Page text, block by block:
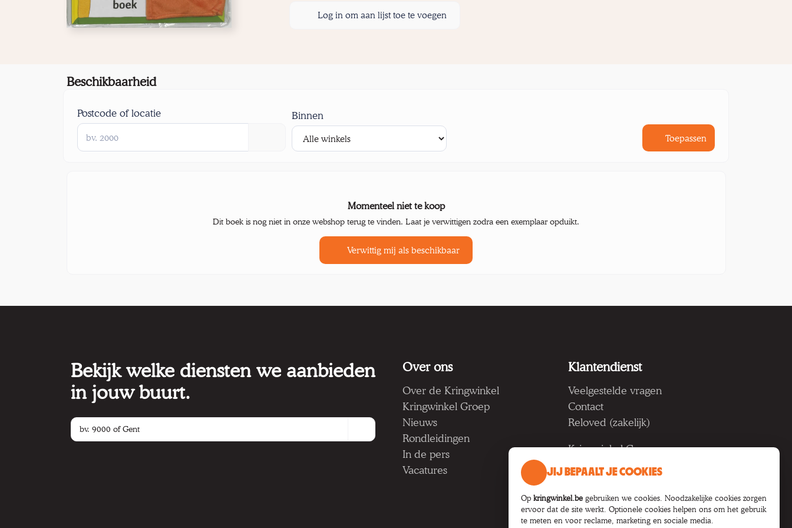
Log in om aan lijst toe te voegen
Beschikbaarheid
Postcode of locatie Binnen
Toepassen
Momenteel niet te koop
Dit boek is nog niet in onze webshop terug te vinden. Laat je verwittigen zodra een exemplaar opduikt.
Verwittig mij als beschikbaar
Bekijk welke diensten we aanbieden
in jouw buurt.
Over ons
Over de Kringwinkel
Kringwinkel Groep
Nieuws
Rondleidingen
In de pers
Vacatures
Klantendienst
Veelgestelde vragen
Contact
Reloved (zakelijk)
Kringwinkel Groep vzw
Koning Albertlaan 124, 9000
BTW BE 1033.922.208
JIJ BEPAALT JE COOKIES
Op kringwinkel.be gebruiken we cookies. Noodzakelijke cookies zorgen
ervoor dat de site werkt. Optionele cookies helpen ons om het gebruik
te meten en voor reclame, marketing en sociale media.